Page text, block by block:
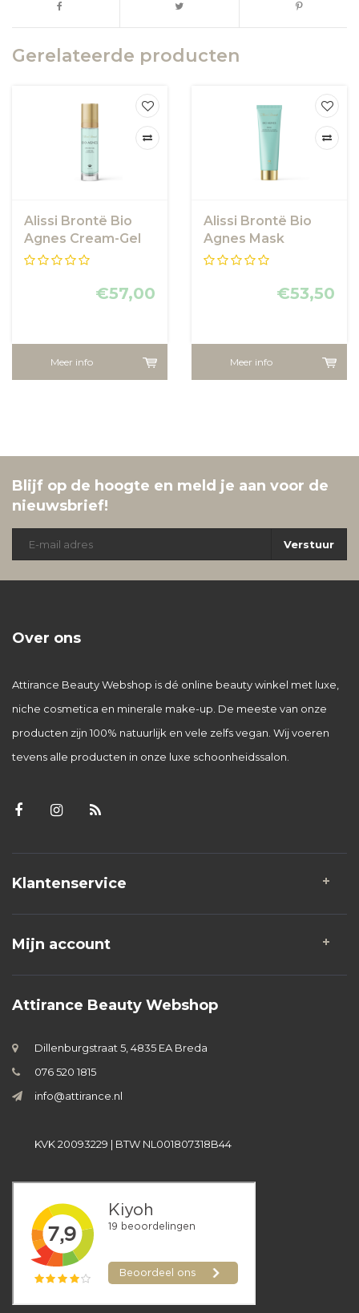
Gerelateerde producten
Alissi Brontë Bio
Agnes Cream-Gel
€57,00
Meer info
Alissi Brontë Bio
Agnes Mask
€53,50
Meer info
Blijf op de hoogte en meld je aan voor de
nieuwsbrief!
Verstuur
Over ons
Attirance Beauty Webshop is dé online beauty winkel met luxe,
niche cosmetica en minerale make-up. De meeste van onze
producten zijn 100% natuurlijk en vele zelfs vegan. Wij voeren
tevens alle producten in onze luxe schoonheidssalon.
Klantenservice
Mijn account
Attirance Beauty Webshop
Dillenburgstraat 5, 4835 EA Breda
076 520 1815
info@attirance.nl
KVK 20093229 | BTW NL001807318B44